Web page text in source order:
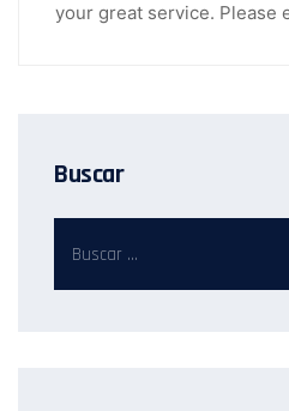
your great service. Please
Buscar